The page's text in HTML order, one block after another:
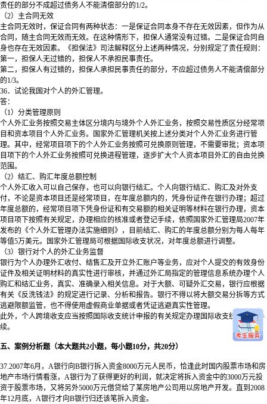
责任的部分不成超过债务人不能清偿部分的1/2。
（2）主合同无效
主合同无效时，保证合同有两种状态：一是保证合同本身不存在无效因素，但作为从
合同，随主合同无效而无效。在这种情形下，担保人通常没有过错。二是保证合同自
身也存在无效因素。《担保法》司法解释区分上述两种情况，分别规定了责任规则：
第一，担保人无过错的，担保人不承担民事责任。
第二，担保人有过错的，担保人承担民事责任的部分，不应超过债务人不能清偿部分
的1/3。
36．试论我国对个人的外汇管理。
答：
（1）分类管理原则
个人外汇业务按照交易主体区分境内与境外个人外汇业务，按照交易性质区分经常项
目和资本项目个人外汇业务。国家外汇管理机关按上述分类对个人外汇业务进行管
理。其中，经常项目项下的个人外汇业务按照可兑换原则管理，不需要审批；资本项
目项下的个人外汇业务按照可兑换进程管理，逐步扩大个人资本项目外汇的自由兑换
范围。
（2）结汇、购汇年度总额控制
个人外汇收入可以自己保存，也可以向银行结汇。个人向银行结汇、购汇及对外支
付，不论是资本项目还是经常项目，在年度总额内的，凭身份证件在银行办理；超过
年度总额的，经常项目项下凭身份证和有交易额的相关证明等材料在银行办理，资本
项目项下按照有关规定，办理相应的核准或者登记手续，依照国家外汇管理局2007年
发布的《个人外汇管理办法实施细则》，目前结汇、购汇的年度总额分别为每人每年
等值5万美元。国家外汇管理局可根据国际收支状况，对年度总额进行调整。
（3）银行对个人的外汇业务监督
银行为个人办理外汇收付、结售汇及开立外汇账户等业务，应对个人提交的有效身份
证件及相关证明材料的真实性进行审核，并通过外汇局指定的管理信息系统办理个人
购汇和结汇业务，真实、准确录入相关信息。对于大额、可疑外汇交易，银行应根据
有关《反洗钱法》的规定进行记录、分析和报告。银行不得以将大额交易分拆等方式
逃避限额监管，也不得使用虚假商业单据或者凭证逃避真实性管理。
此外，个人跨境收支应当按照国际收支统计申报的有关规定办理国际收支统计申报手
续。
五、案例分析题（本大题共2小题，每小题10分，共20分）
37.2007年6月，A银行向B银行拆入资金8000万元人民币，恰逢此时国内股票市场和房
地产市场行情看涨，A银行为了获得更好的利润，就决定将拆入资金中的3000万元投
资于股票市场，又将另外5000万元借贷给了某房地产公司用以房地产开发。直到2008
年12月底，A银行才向B银行归还该笔拆入资金。